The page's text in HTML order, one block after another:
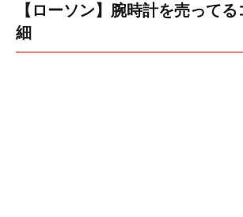
【ローソン】腕時計を売って
細